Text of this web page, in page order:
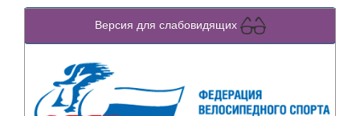
Версия для слабовидящих
Previous